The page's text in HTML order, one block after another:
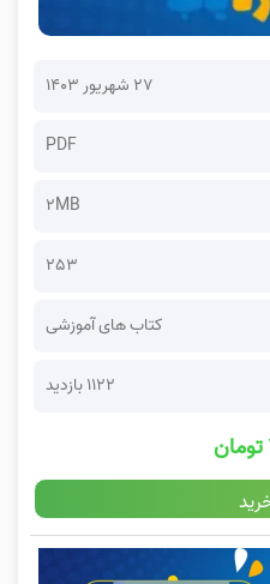
۲۷ شهریور ۱۴۰۳
PDF
2MB
253
کتاب های آموزشی
1122 بازدید